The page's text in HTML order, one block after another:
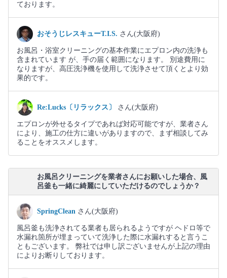
ております。
おそうじレスキューT.I.S. さん(大阪府)
お風呂・浴室クリーニングの基本作業にエプロン内の洗浄も
含まれています が、手の届く範囲になります。 別途費用に
なりますが、高圧洗浄機を使用して洗浄させて頂くとより効
果的です。
Re:Lucks〔リラックス〕 さん(大阪府)
エプロンが外せるタイプであれば対応可能ですが、業者さん
により、施工の仕方に違いがありますので、まず相談してみ
ることをオススメします。
お風呂クリーニングを業者さんにお願いした場合、風
呂釜も一緒に綺麗にしていただけるのでしょうか？
SpringClean さん(大阪府)
風呂釜も洗浄されてる業者も居られるようですが ヘドロ等で
水漏れ箇所が埋まっていて洗浄した際に水漏れすると言うこ
ともございます。 弊社では申し訳ございませんが上記の理由
によりお断りしております。